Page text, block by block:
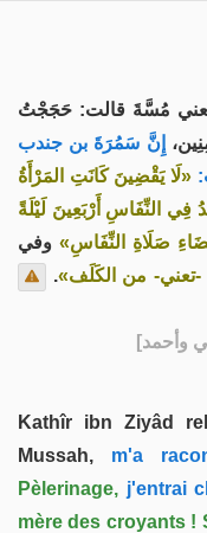
يعني مُسَّةَ قالت: حَجَجْتُ
إِنَّ سَمُرَةَ بن جندب
«لَا يَقْضِينَ كَانَتِ المَرْأَةُ
فِي النِّفَاسِ أَرْبَعِينَ لَيْلَةً
صَلَاةِ النِّفَاسِ» وفي
-تعني- من الكَلَف».
وأحمد]
Kathîr ibn Ziyâd
Mussah, m'a
Pèlerinage, j'entrai
mère des croyants !